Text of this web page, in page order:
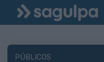
PÚBLICOS